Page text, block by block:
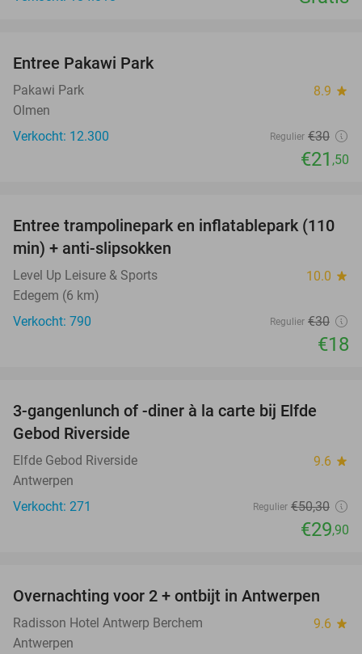
Entree Pakawi Park
Pakawi Park 8.9 star
Olmen
Verkocht: 12.300
Regulier €30
€21 ,50
40%
Entree trampolinepark en inflatablepark (110
min) + anti-slipsokken
Level Up Leisure & Sports 10.0 star
Edegem (6 km)
Verkocht: 790
Regulier €30
€18
41%
3-gangenlunch of -diner à la carte bij Elfde
Gebod Riverside
Elfde Gebod Riverside 9.6 star
Antwerpen
Verkocht: 271
Regulier €50,30
€29,90
33%
Overnachting voor 2 + ontbijt in Antwerpen
Radisson Hotel Antwerp Berchem 9.6 star
Antwerpen